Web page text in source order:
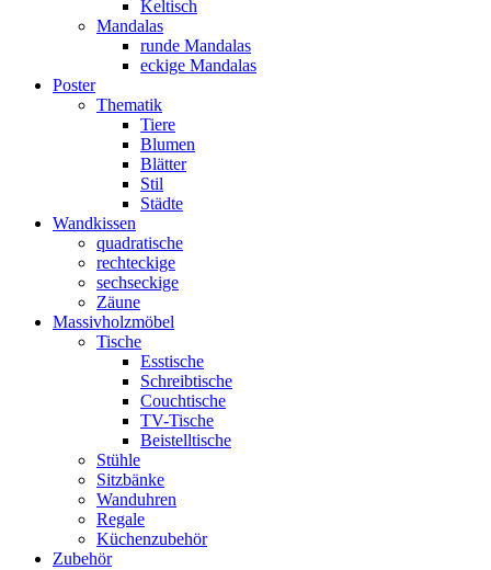
Keltisch
Mandalas
runde Mandalas
eckige Mandalas
Poster
Thematik
Tiere
Blumen
Blätter
Stil
Städte
Wandkissen
quadratische
rechteckige
sechseckige
Zäune
Massivholzmöbel
Tische
Esstische
Schreibtische
Couchtische
TV-Tische
Beistelltische
Stühle
Sitzbänke
Wanduhren
Regale
Küchenzubehör
Zubehör